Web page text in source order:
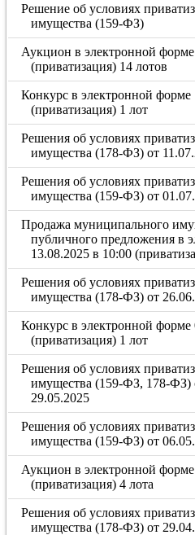
Решение об условиях
имущества (159-ФЗ)
Аукцион в электронной
(приватизация) 14 лотов
Конкурс в электронной форме
(приватизация) 1 лот
Решения об условиях
имущества (178-ФЗ) от
Решения об условиях
имущества (159-ФЗ) от
Продажа муниципального
публичного предложения в
13.08.2025 в 10:00
Решения об условиях
имущества (178-ФЗ) от
Конкурс в электронной форме
(приватизация) 1 лот
Решения об условиях
имущества (159-ФЗ, 178-ФЗ)
29.05.2025
Решения об условиях
имущества (159-ФЗ) от
Аукцион в электронной
(приватизация) 4 лота
Решения об условиях
имущества (178-ФЗ) от